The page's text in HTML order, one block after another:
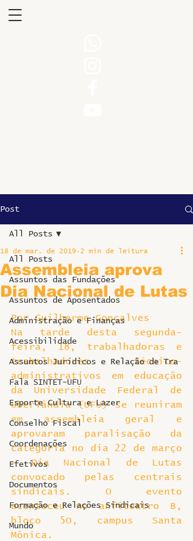
Post
All Posts
Assuntos das Fundações
Assuntos de Aposentados
Administração e Finanças
Acessibilidade
Assuntos Jurídicos e Relação de Tra
Fala SINTET-UFU
Esporte Cultura e Lazer
Conselho Fiscal
Coordenações
Efetivos
Documentos
Formação e Relações Sindicais
Mundo
All Posts
Assembleia aprova
Dia Nacional de Lutas
18 de mar. de 2019 2 min de leitura
Por Guilherme Gonçalves
Na tarde desta segunda-
feira, 18, trabalhadoras e
trabalhadores técnico-
administrativos em educação
da Universidade Federal de
Uberlândia (UFU) se reuniram
em assembleia geral e
aprovaram paralisação da
categoria no dia 22 de março
– Dia Nacional de Lutas
convocado pelas centrais
sindicais. O evento
aconteceu no anfiteatro B,
bloco 5O, campus Santa
Mônica.